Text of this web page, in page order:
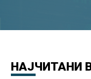
НАЈЧИТАНИ